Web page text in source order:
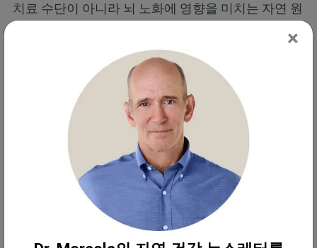
치료 수단이 아니라 뇌 노화에 영향을 미치는 자연 원
나이가 들면서 기억력이 떨어지거나 이름이 떠오르
지 않거나 혼란이 생기는 것이 걱정된다면 리튬 균형
을 유지하는 것은 실천 가능한 대응 방법 중 하나다.
이를 미래의 독립성과 삶의 질을 위한 투자로 볼 수
있다. 지금 바로 실천할 수 있는 다섯 가지 방법이다.
1. 미량 리튬을 공급하는 자연식품에 집중한다.
지역의 식수에는 자연적으로 소량의 리튬이 포함되
어 있으며 가공되지 않은 식품 중심의 식단은 리튬 수
×